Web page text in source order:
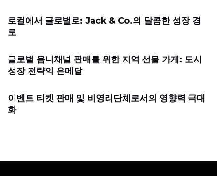
로컬에서 글로벌로: Jack & Co.의 달콤한 성장 경
로
글로벌 옴니채널 판매를 위한 지역 선물 가게: 도시
성장 전략의 은메달
이벤트 티켓 판매 및 비영리단체로서의 영향력 극대
화